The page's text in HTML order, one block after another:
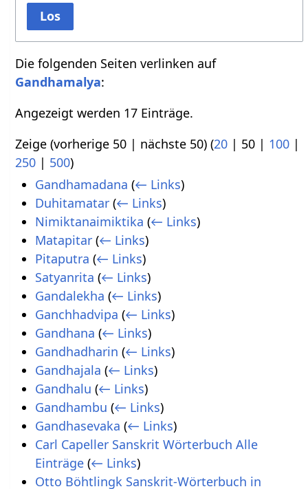
Los
Die folgenden Seiten verlinken auf
Gandhamalya:
Angezeigt werden 17 Einträge.
Zeige (vorherige 50 | nächste 50) (20 | 50 | 100 |
250 | 500)
Gandhamadana (← Links)
Duhitamatar (← Links)
Nimiktanaimiktika (← Links)
Matapitar (← Links)
Pitaputra (← Links)
Satyanrita (← Links)
Gandalekha (← Links)
Ganchhadvipa (← Links)
Gandhana (← Links)
Gandhadharin (← Links)
Gandhajala (← Links)
Gandhalu (← Links)
Gandhambu (← Links)
Gandhasevaka (← Links)
Carl Capeller Sanskrit Wörterbuch Alle
Einträge (← Links)
Otto Böhtlingk Sanskrit-Wörterbuch in